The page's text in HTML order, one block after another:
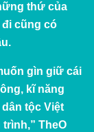
thứ của
cũng có
gìn giữ cái
kĩ năng
tộc Việt
TheO